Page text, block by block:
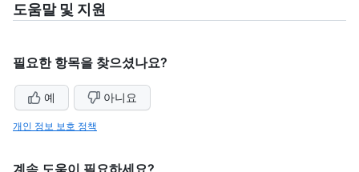
도움말 및 지원
필요한 항목을 찾으셨나요?
예 아니요
개인 정보 보호 정책